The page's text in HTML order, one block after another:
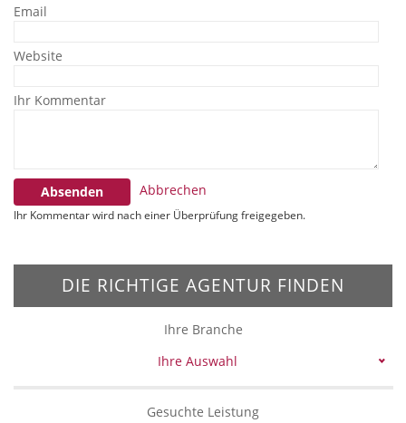
Email
Website
Ihr Kommentar
Absenden Abbrechen
Ihr Kommentar wird nach einer Überprüfung freigegeben.
DIE RICHTIGE AGENTUR FINDEN
Ihre Branche
Ihre Auswahl
Gesuchte Leistung